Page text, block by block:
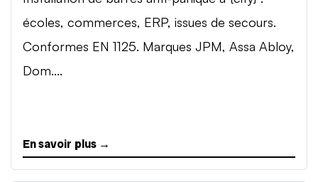
écoles, commerces, ERP, issues de secours.
Conformes EN 1125. Marques JPM, Assa Abloy,
Dom....
En savoir plus →